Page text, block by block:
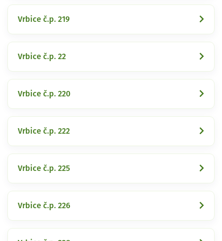
Vrbice č.p. 219
Vrbice č.p. 22
Vrbice č.p. 220
Vrbice č.p. 222
Vrbice č.p. 225
Vrbice č.p. 226